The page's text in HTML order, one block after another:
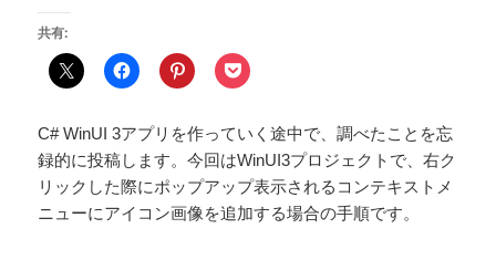
共有:
C# WinUI 3アプリを作っていく途中で、調べたことを忘
録的に投稿します。今回はWinUI3プロジェクトで、右ク
リックした際にポップアップ表示されるコンテキストメ
ニューにアイコン画像を追加する場合の手順です。